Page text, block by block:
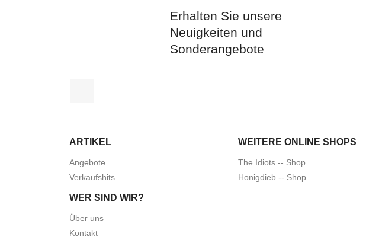
Erhalten Sie unsere
Neuigkeiten und
Sonderangebote
ARTIKEL
Angebote
Verkaufshits
WEITERE ONLINE SHOPS
The Idiots -- Shop
Honigdieb -- Shop
WER SIND WIR?
Über uns
Kontakt